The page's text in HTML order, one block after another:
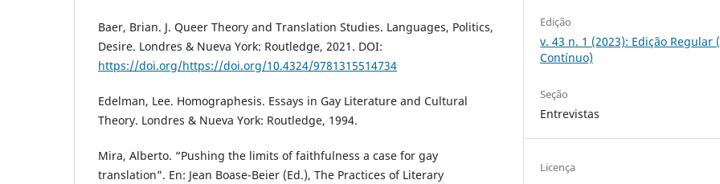
Baer, Brian. J. Queer Theory and Translation Studies. Languages, Politics,
Desire. Londres & Nueva York: Routledge, 2021. DOI:
https://doi.org/https://doi.org/10.4324/9781315514734
Edelman, Lee. Homographesis. Essays in Gay Literature and Cultural
Theory. Londres & Nueva York: Routledge, 1994.
Mira, Alberto. “Pushing the limits of faithfulness a case for gay
translation”. En: Jean Boase-Beier (Ed.), The Practices of Literary
Edição
v. 43 n. 1 (2023): Edição Regular
Contínuo)
Seção
Entrevistas
Licença